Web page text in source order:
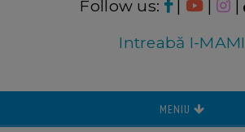
Follow us: | | |
Intreabă I-MAMI
MENIU